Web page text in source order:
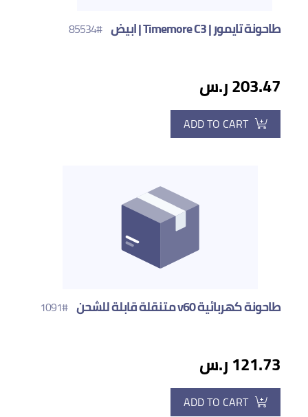
طاحونة تايمور | Timemore C3 | ابيض #85534
203.47 ر.س
ADD TO CART
طاحونة كهربائية v60 متنقلة قابلة للشحن #1091
121.73 ر.س
ADD TO CART